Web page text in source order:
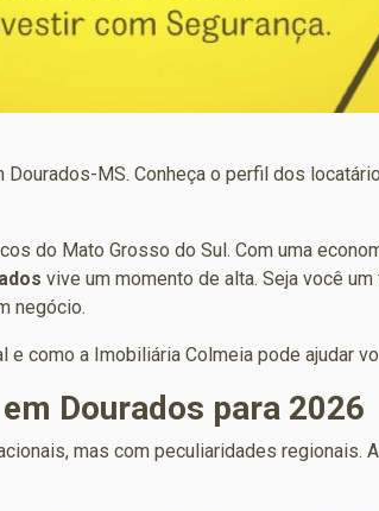
MS. Conheça o perfil dos
do Mato Grosso do Sul. Com uma
vive um momento de alta. Seja você
negócio.
e como a Imobiliária Colmeia pode ajudar
Dourados para 2026
mas com peculiaridades regionais.